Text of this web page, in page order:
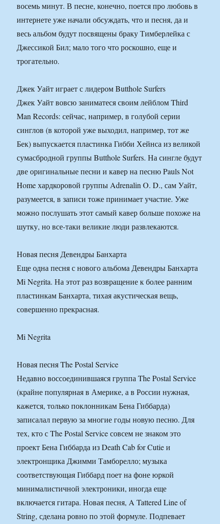
восемь минут. В песне, конечно, поется про любовь в
интернете уже начали обсуждать, что и песня, да и
весь альбом будут посвящены браку Тимберлейка с
Джессикой Бил; мало того что роскошно, еще и
трогательно.
Джек Уайт играет с лидером Butthole Surfers
Джек Уайт вовсю заниматеся своим лейблом Third
Man Records: сейчас, например, в голубой серии
синглов (в которой уже выходил, например, тот же
Бек) выпускается пластинка Гибби Хейнса из великой
сумасбродной группы Butthole Surfers. На сингле будут
две оригинальные песни и кавер на песню Pauls Not
Home хардкоровой группы Adrenalin O. D., сам Уайт,
разумеется, в записи тоже принимает участие. Уже
можно послушать этот самый кавер больше похоже на
шутку, но все-таки великие люди развлекаются.
Новая песня Девендры Банхарта
Еще одна песня с нового альбома Девендры Банхарта
Mi Negrita. На этот раз возвращение к более ранним
пластинкам Банхарта, тихая акустическая вещь,
совершенно прекрасная.
Mi Negrita
Новая песня The Postal Service
Недавно воссоединившаяся группа The Postal Service
(крайне популярная в Америке, а в России нужная,
кажется, только поклонникам Бена Гиббарда)
записалал первую за многие годы новую песню. Для
тех, кто с The Postal Service совсем не знаком это
проект Бена Гиббарда из Death Cab for Cutie и
электронщика Джимми Тамборелло; музыка
соответствующая Гиббард поет на фоне юркой
минималистичной электроники, иногда еще
включается гитара. Новая песня, A Tattered Line of
String, сделана ровно по этой формуле. Подпевает